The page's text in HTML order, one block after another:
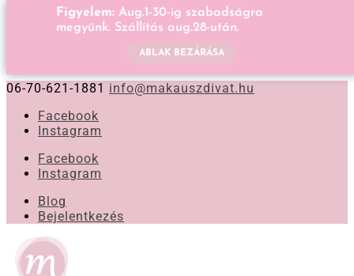
06-70-621-1881 info@makauszdivat.hu
Facebook
Instagram
Facebook
Instagram
Blog
Bejelentkezés
Figyelem: Aug.1-30-ig szabadságra
megyünk. Szállítás aug.28-után.
ABLAK BEZÁRÁSA